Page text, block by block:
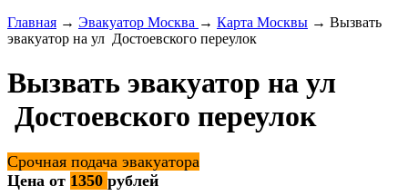
Главная → Эвакуатор Москва → Карта Москвы → Вызвать
эвакуатор на ул Достоевского переулок
Вызвать эвакуатор на ул
Достоевского переулок
Срочная подача эвакуатора
Цена от 1350 рублей